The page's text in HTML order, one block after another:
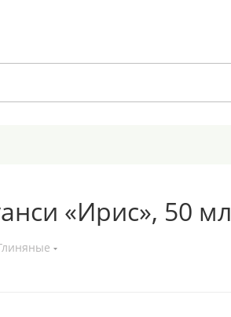
«Ирис», 50 мл